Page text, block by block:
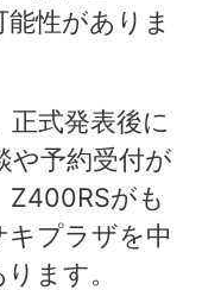
性がありま
式発表後に
や予約受付が
がも
キプラザを中
ます。